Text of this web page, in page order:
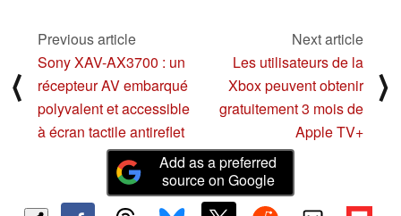
les selfies01/14/2024
⟨
Previous article
Sony XAV-AX3700 : un
récepteur AV embarqué
polyvalent et accessible
à écran tactile antireflet
Next article
Les utilisateurs de la
Xbox peuvent obtenir
gratuitement 3 mois de
Apple TV+
⟩
Add as a preferred
source on Google